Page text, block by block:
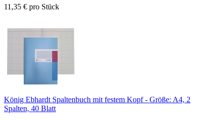
11,35 € pro Stück
König Ebhardt Spaltenbuch mit festem Kopf - Größe: A4, 2
Spalten, 40 Blatt